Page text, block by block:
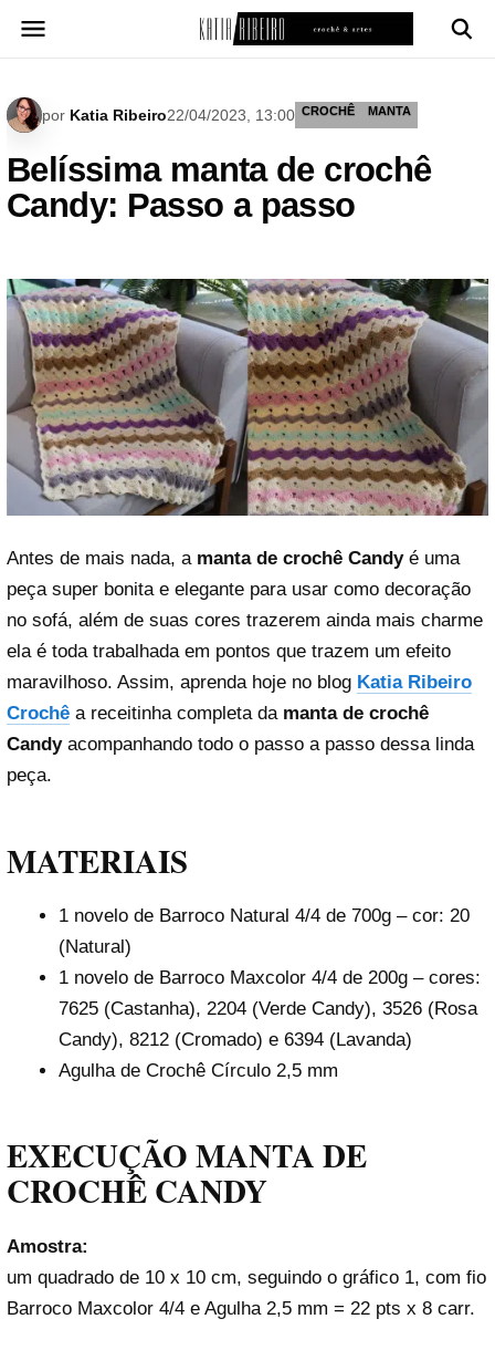
para
por Katia Ribeiro22/04/2023, 13:00 CROCHÊ MANTA
Belíssima manta de crochê
Candy: Passo a passo
Antes de mais nada, amanta de crochê Candyé uma
peça super bonita e elegante para usar como decoração
no sofá, além de suas cores trazerem ainda mais charme
ela é toda trabalhada em pontos que trazem um efeito
maravilhoso. Assim, aprenda hoje no blog Katia Ribeiro
Crochê a receitinha completa da manta de crochê
Candyacompanhando todo o passo a passo dessa linda
peça.
MATERIAIS
1 novelo de Barroco Natural 4/4 de 700g – cor: 20
(Natural)
1 novelo de Barroco Maxcolor 4/4 de 200g – cores:
7625 (Castanha), 2204 (Verde Candy), 3526 (Rosa
Candy), 8212 (Cromado) e 6394 (Lavanda)
Agulha de Crochê Círculo 2,5 mm
EXECUÇÃO MANTA DE
CROCHÊ CANDY
Amostra:
um quadrado de 10 x 10 cm, seguindo o gráfico 1, com fio
Barroco Maxcolor 4/4 e Agulha 2,5 mm = 22 pts x 8 carr.